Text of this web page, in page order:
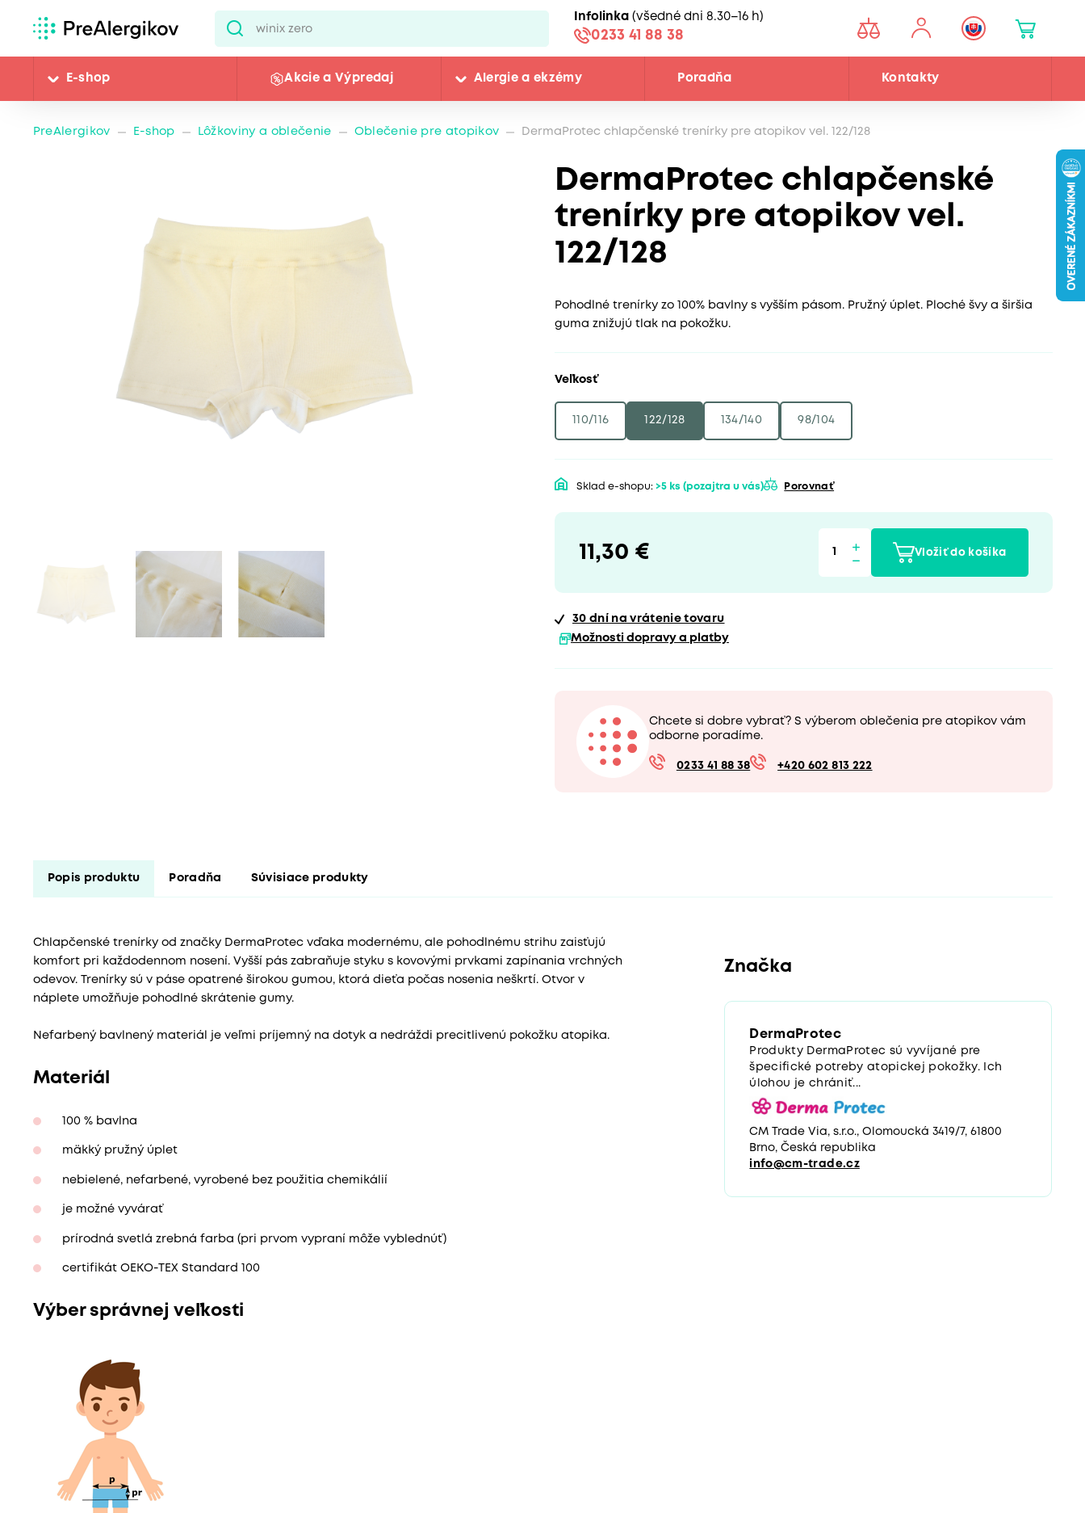
Infolinka (všedné dni 8.30–16 h)
0233 41 88 38
E-shop Akcie a Výpredaj Alergie a ekzémy Poradňa Kontakty
PreAlergikov E-shop Lôžkoviny a oblečenie Oblečenie pre atopikov DermaProtec chlapčenské trenírky pre atopikov vel. 122/128
DermaProtec chlapčenské
trenírky pre atopikov vel.
122/128
Pohodlné trenírky zo 100% bavlny s vyšším pásom. Pružný úplet. Ploché švy a širšia
guma znižujú tlak na pokožku.
Veľkosť
110/116 122/128 134/140 98/104
Sklad e-shopu: >5 ks (pozajtra u vás) Porovnať
11,30 € Vložiť do košíka
30 dní na vrátenie tovaru
Možnosti dopravy a platby
Chcete si dobre vybrať? S výberom oblečenia pre atopikov vám
odborne poradíme.
0233 41 88 38 +420 602 813 222
Popis produktu Poradňa Súvisiace produkty
Chlapčenské trenírky od značky DermaProtec vďaka modernému, ale pohodlnému strihu zaisťujú
komfort pri každodennom nosení. Vyšší pás zabraňuje styku s kovovými prvkami zapínania vrchných
odevov. Trenírky sú v páse opatrené širokou gumou, ktorá dieťa počas nosenia neškrtí. Otvor v
náplete umožňuje pohodlné skrátenie gumy.
Nefarbený bavlnený materiál je veľmi príjemný na dotyk a nedráždi precitlivenú pokožku atopika.
Materiál
100 % bavlna
mäkký pružný úplet
nebielené, nefarbené, vyrobené bez použitia chemikálií
je možné vyvárať
prírodná svetlá zrebná farba (pri prvom vypraní môže vyblednúť)
certifikát OEKO-TEX Standard 100
Výber správnej veľkosti
Značka
DermaProtec
Produkty DermaProtec sú vyvíjané pre
špecifické potreby atopickej pokožky. Ich
úlohou je chrániť...
CM Trade Via, s.r.o., Olomoucká 3419/7, 61800
Brno, Česká republika
info@cm-trade.cz